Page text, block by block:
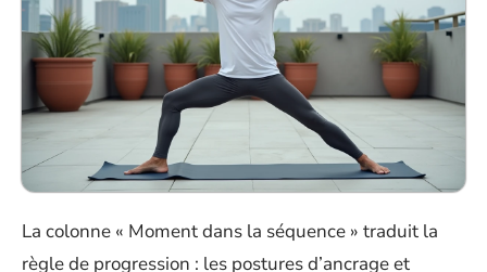
La colonne « Moment dans la séquence » traduit la
règle de progression : les postures d’ancrage et